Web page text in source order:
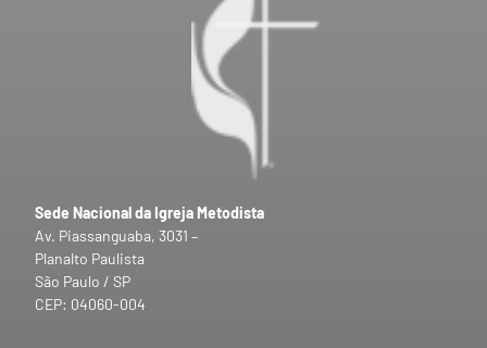
Sede Nacional da Igreja Metodista
Av. Piassanguaba, 3031 –
Planalto Paulista
São Paulo / SP
CEP: 04060-004